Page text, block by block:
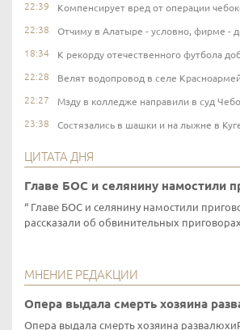
22:39 Компенсирует вред от операции
22:38 Отчиму в Алатыре - условно, фирме -
18:34 К рекорду отечественного футбола
22:28 Велят водопровод в селе
22:27 Мзду в колледже направили в суд
23:38 Состязались в шашки и на лыжне в
ЦИТАТА ДНЯ
Главе БОС и селянину намостили
Главе БОС и селянину намостили
рассказали об обвинительных
МНЕНИЕ РЕДАКЦИИ
Опера выдала смерть хозяина
Опера выдала смерть хозяина